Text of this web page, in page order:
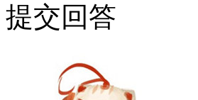
提交回答